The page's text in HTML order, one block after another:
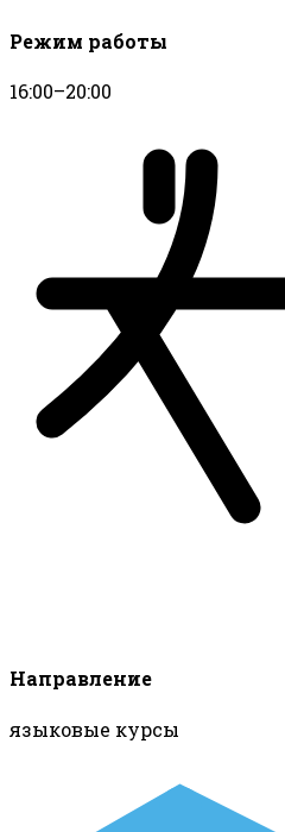
Режим работы
16:00–20:00
Направление
языковые курсы